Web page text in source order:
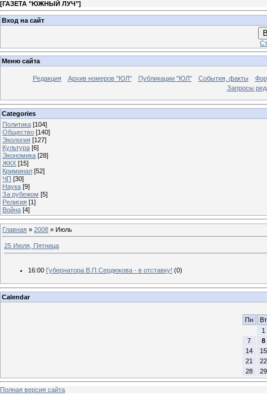
[ГАЗЕТА "ЮЖНЫЙ ЛУЧ"]
Вход на сайт
Меню сайта
Редакция Архив номеров "ЮЛ" Публикации "ЮЛ" События, факты
Запросы
Categories
Политика [104]
Общество [140]
Экология [127]
Культура [6]
Экономика [28]
ЖКХ [15]
Криминал [52]
ЧП [30]
Наука [9]
За рубежом [5]
Религия [1]
Война [4]
Главная » 2008 » Июль
25 Июля, Пятница
16:00 Губернатора В.П.Сердюкова - в отставку! (0)
Calendar
Пн
Вт
1
7
8
14
15
21
22
28
29
Полная версия сайта